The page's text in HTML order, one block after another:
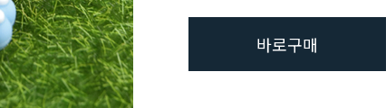
바로구매